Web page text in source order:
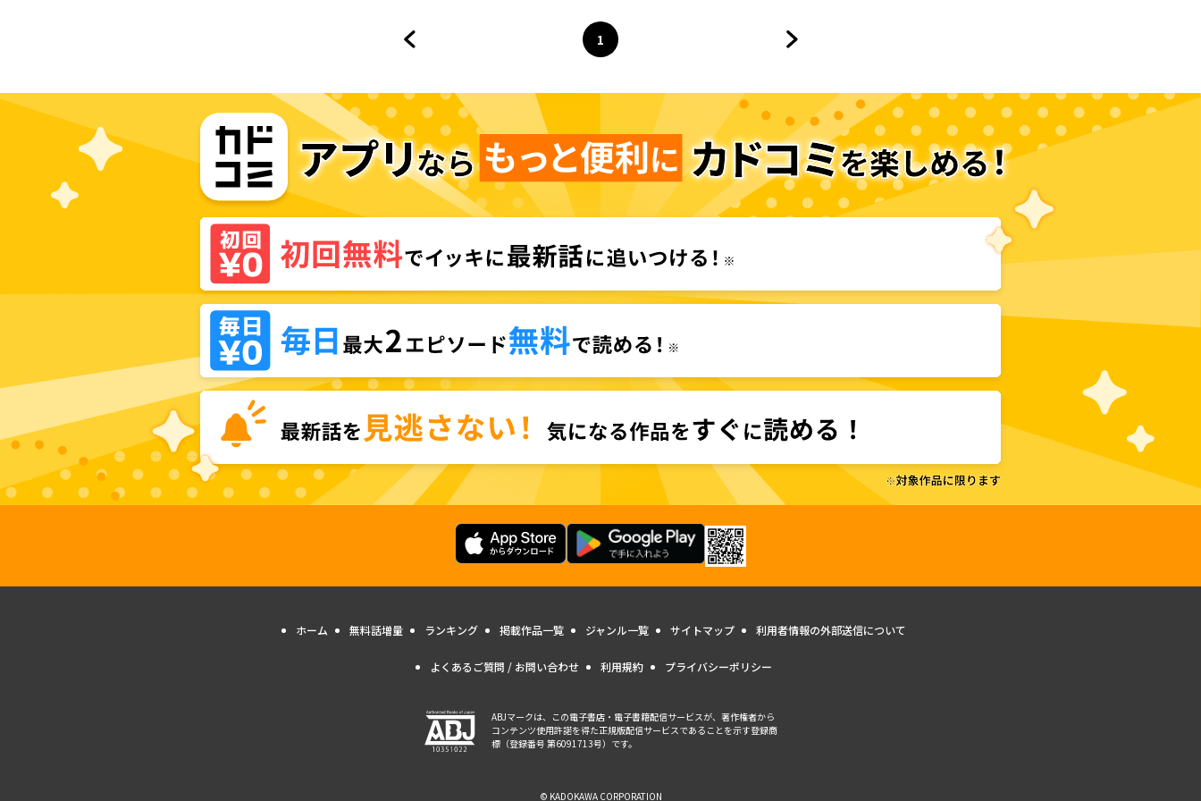
ページ
1
へ
ホーム 無料話増量 ランキング 掲載作品一覧 ジャンル一覧 サイトマップ 利用者情報の外部送信について
よくあるご質問 / お問い合わせ 利用規約 プライバシーポリシー
ABJマークは、この電子書店・電子書籍配信サービスが、著作権者から
コンテンツ使用許諾を得た正規版配信サービスであることを示す登録商
標（登録番号 第6091713号）です。
© KADOKAWA CORPORATION